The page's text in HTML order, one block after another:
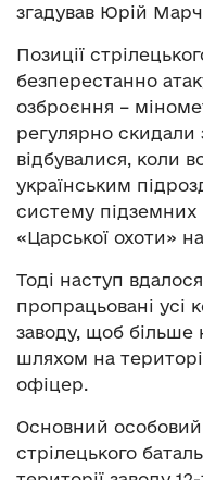
згадував Юрій
Позиції
безперестанно
озброєння –
регулярно скидали
відбувалися, коли
українським
систему підземних
«Царської охоти»
Тоді наступ
пропрацьовані усі
заводу, щоб
шляхом на
офіцер.
Основний
стрілецького